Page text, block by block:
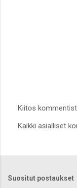
ä
o
Kiitos
Kaikki asialliset
Suositut postaukset